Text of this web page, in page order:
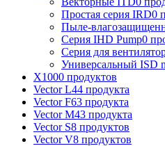
Простая серия IRD0
Пыле-
Серия IHD Pump0
Серия для
Универсальный ISD
X1000 продуктов
Vector L44 продукта
Vector F63 продукта
Vector M43 продукта
Vector S8 продуктов
Vector V8 продуктов